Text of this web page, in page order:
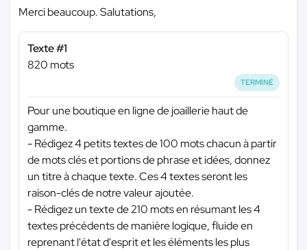
Merci beaucoup. Salutations,
Texte #1
820 mots
TERMINÉ
Pour une boutique en ligne de joaillerie haut de
gamme.
- Rédigez 4 petits textes de 100 mots chacun à partir
de mots clés et portions de phrase et idées, donnez
un titre à chaque texte. Ces 4 textes seront les
raison-clés de notre valeur ajoutée.
- Rédigez un texte de 210 mots en résumant les 4
textes précédents de manière logique, fluide en
reprenant l'état d'esprit et les éléments les plus